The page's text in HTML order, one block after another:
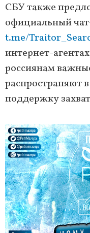
СБУ также
официальный
t.me/
интернет-
россиянам
распространяют
поддержку